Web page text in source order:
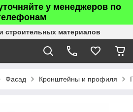
у менеджеров по
строительных материалов
Фасад Кронштейны и профиля